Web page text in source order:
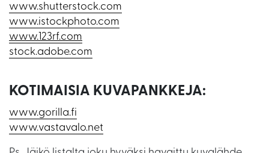
www.shutterstock.com
www.istockphoto.com
www.123rf.com
stock.adobe.com
KOTIMAISIA KUVAPANKKEJA:
www.gorilla.fi
www.vastavalo.net